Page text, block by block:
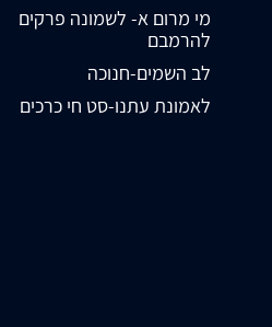
מי מרום א- לשמונה פרקים
להרמבם
לב השמים-חנוכה
לאמונת עתנו-סט חי כרכים